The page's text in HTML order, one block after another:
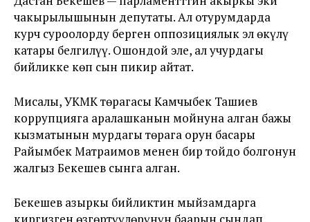
чакырылышынын депутаты. Ал отурумдарда
курч суроолорду берген оппозициялык эл өкүлү
катары белгилүү. Ошондой эле, ал учурдагы
бийликке көп сын пикир айтат.
Мисалы, УКМК төрагасы Камчыбек Ташиев
коррупцияга аралашканын мойнуна алган бажы
кызматынын мурдагы төрага орун басары
Райымбек Матраимов менен бир тойдо болгонун
жалгыз Бекешев сынга алган.
Бекешев азыркы бийликтин мыйзамдарга
киргизген өзгөртүүлөрүнүн баарын сындап